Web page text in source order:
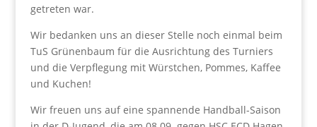
getreten war.
Wir bedanken uns an dieser Stelle noch einmal beim
TuS Grünenbaum für die Ausrichtung des Turniers
und die Verpflegung mit Würstchen, Pommes, Kaffee
und Kuchen!
Wir freuen uns auf eine spannende Handball-Saison